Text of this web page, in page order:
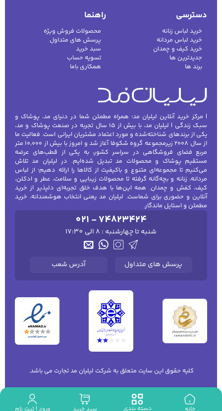
دسترسی
خرید لباس زنانه
خرید لباس مردانه
خرید کیف و چمدان
جدیدترین ها
برند ها
راهنما
محصولات فروش ویژه
پرسش های متداول
سبد خرید
تسویه حساب
همکاری باما
| مرکز خرید آنلاین لیلیان مد؛ همراه مطمئن شما در دنیای مد، پوشاک و
سبک زندگی | لیلیان مد، با بیش از ۱۵ سال تجربه در صنعت پوشاک و مد،
یکی از برندهای شناخته‌شده و مورد اعتماد مشتریان ایرانی است. فعالیت ما
از سال ۲۰۰۸ زیرمجموعه گروه شکوفا آغاز شد و امروز با بیش از ۱۰٬۰۰۰ متر
مربع فضای فروشگاهی در سراسر کشور، به یکی از قطب‌های عرضه
مستقیم پوشاک و محصولات مد تبدیل شده‌ایم. در لیلیان مد تلاش
می‌کنیم تا مجموعه‌ای متنوع و باکیفیت از کالاها را ارائه دهیم؛ از لباس
مردانه، زنانه و بچه‌گانه گرفته تا محصولات زیبایی و سلامت، عطر و ادکلن،
کیف، کفش و چمدان. همه این‌ها با هدف خلق تجربه‌ای دلپذیر از خرید
آنلاین و حضوری برای شماست. لیلیان مد یعنی انتخاب هوشمندانه، خرید
مطمئن و استایل ماندگار.
021 - 74823424
شنبه تا چهارشنبه : 8 الی 17:30
پرسش های متداول آدرس شعب
کلیه حقوق این سایت متعلق به شرکت لیلیان مد تجارت می باشد.
دسته بندی ورود | ثبت نام